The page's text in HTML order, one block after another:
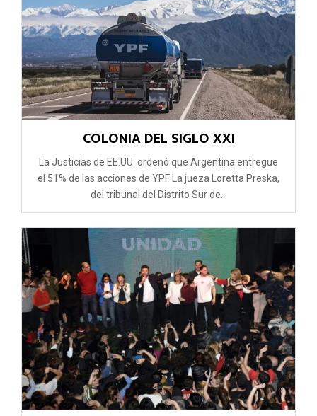
COLONIA DEL SIGLO XXI
La Justicias de EE.UU. ordenó que Argentina entregue
el 51% de las acciones de YPF La jueza Loretta Preska,
del tribunal del Distrito Sur de...